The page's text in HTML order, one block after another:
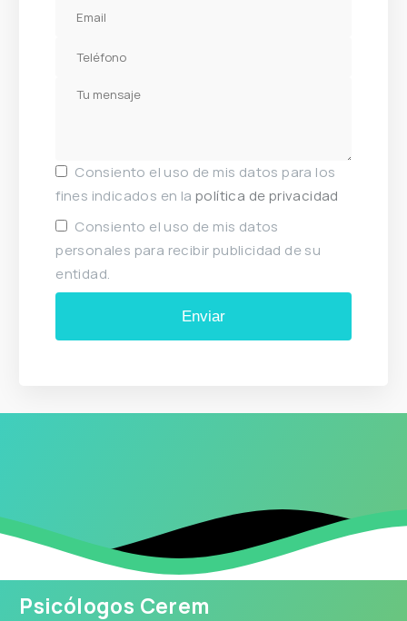
Consiento el uso de mis datos para los
fines indicados en la política de privacidad
Consiento el uso de mis datos
personales para recibir publicidad de su
entidad.
Psicólogos Cerem